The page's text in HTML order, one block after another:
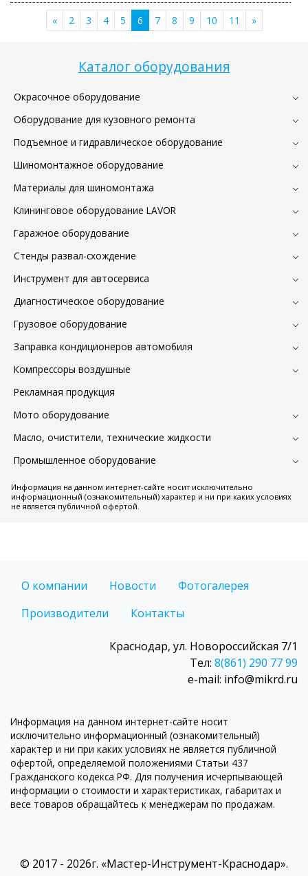
Каталог оборудования
Окрасочное оборудование
Оборудование для кузовного ремонта
Подъемное и гидравлическое оборудование
Шиномонтажное оборудование
Материалы для шиномонтажа
Клининговое оборудование LAVOR
Гаражное оборудование
Стенды развал-схождение
Инструмент для автосервиса
Диагностическое оборудование
Грузовое оборудование
Заправка кондиционеров автомобиля
Компрессоры воздушные
Рекламная продукция
Мото оборудование
Масло, очистители, технические жидкости
Промышленное оборудование
Информация на данном интернет-сайте носит исключительно
информационный (ознакомительный) характер и ни при каких условиях
не является публичной офертой.
« 2 3 4 5 6 7 8 9 10 11 »
О компании Новости
Фотогалерея
Производители
Контакты
Краснодар, ул. Новороссийская 7/1
Тел: 8(861) 290 77 99
e-mail: info@mikrd.ru
Информация на данном интернет-сайте носит
исключительно информационный (ознакомительный)
характер и ни при каких условиях не является публичной
офертой, определяемой положениями Статьи 437
Гражданского кодекса РФ. Для получения исчерпывающей
информации о стоимости и характеристиках, габаритах и
весе товаров обращайтесь к менеджерам по продажам.
© 2017 - 2026г. «Мастер-Инструмент-Краснодар».